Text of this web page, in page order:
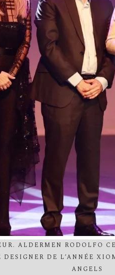
ALDERMEN RODOLFO
DE L’ANNÉE
ANGELS